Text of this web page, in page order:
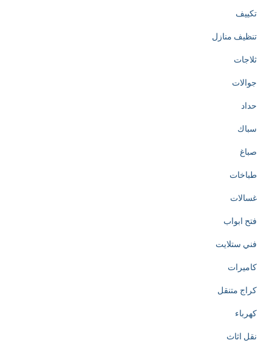
تكييف
تنظيف منازل
ثلاجات
جوالات
حداد
سباك
صباغ
طباخات
غسالات
فتح ابواب
فني ستلايت
كاميرات
كراج متنقل
كهرباء
نقل اثاث